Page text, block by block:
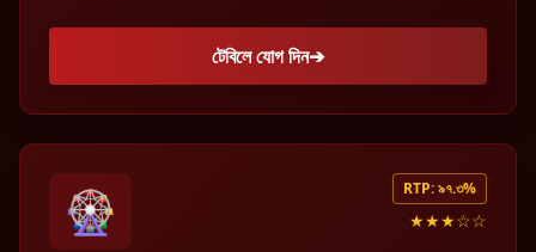
টেবিলে যোগ দিন➔
🎡 RTP: ৯৭.৩%
★★★☆☆